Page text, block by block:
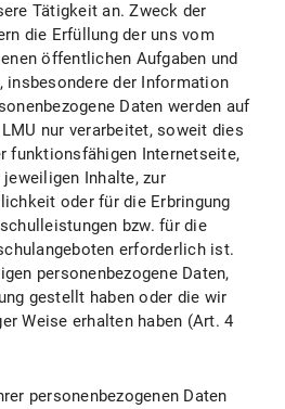
Zweck der Datenverarbeitung
der Datenverarbeitung
Datenverarbeitung
und Beseitigungsmöglichkeiten
und Social-Media-Icons bzw. Internetlinks
zu Einsatz und Verwendung von Facebook und Facebook-Icons
und Zweck der Datenverarbeitung
der Datenverarbeitung
der Datenverarbeitung
Tätigkeit an. Zweck der
die Erfüllung der uns vom
öffentlichen Aufgaben und
insbesondere der Information
Daten werden auf
nur verarbeitet, soweit dies
funktionsfähigen Internetseite,
Inhalte, zur
oder für die Erbringung
bzw. für die
erforderlich ist.
personenbezogene Daten,
gestellt haben oder die wir
Weise erhalten haben (Art. 4
personenbezogenen Daten